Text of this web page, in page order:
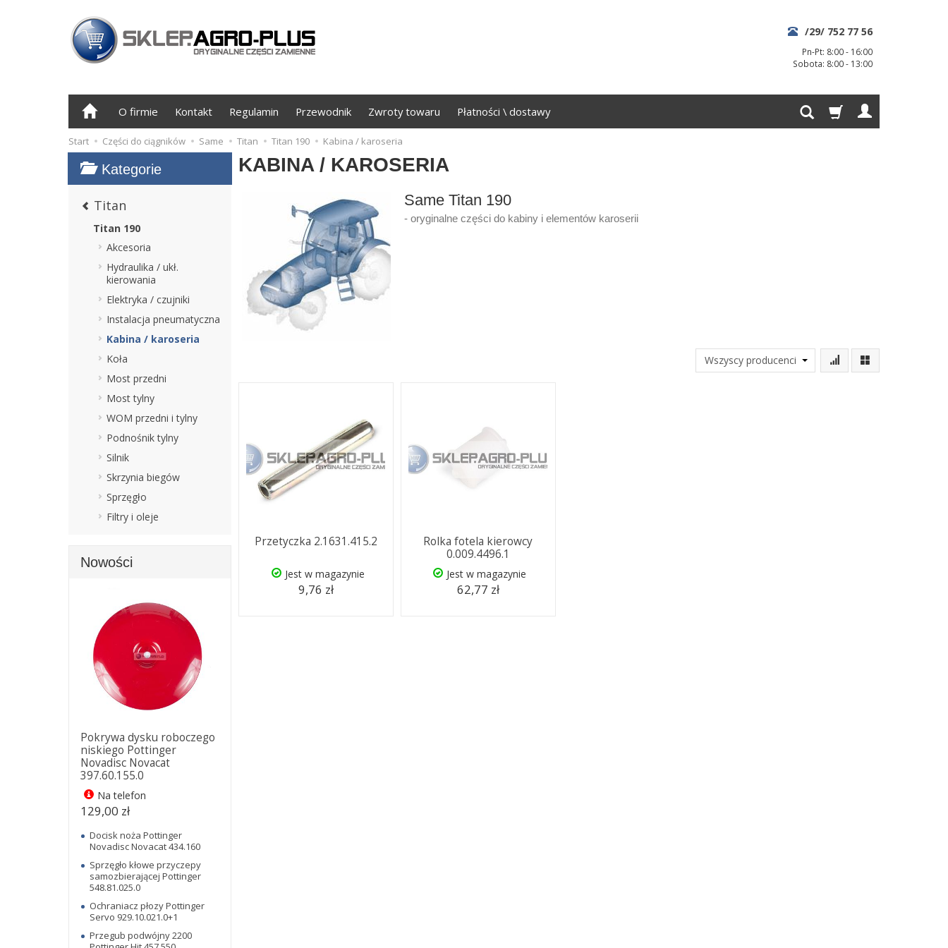
/29/ 752 77 56
Pn-Pt: 8:00 - 16:00
Sobota: 8:00 - 13:00
O firmie Kontakt Regulamin Przewodnik Zwroty towaru Płatności \ dostawy
Start Części do ciągników Same Titan Titan 190 Kabina / karoseria
KABINA / KAROSERIA
Same Titan 190
- oryginalne części do kabiny i elementów karoserii
Przetyczka 2.1631.415.2
Jest w magazynie
9,76 zł
Rolka fotela kierowcy
0.009.4496.1
Jest w magazynie
62,77 zł
Kategorie
Titan
Titan 190
Akcesoria
Hydraulika / ukł.
kierowania
Elektryka / czujniki
Instalacja pneumatyczna
Kabina / karoseria
Koła
Most przedni
Most tylny
WOM przedni i tylny
Podnośnik tylny
Silnik
Skrzynia biegów
Sprzęgło
Filtry i oleje
Nowości
Pokrywa dysku roboczego
niskiego Pottinger
Novadisc Novacat
397.60.155.0
Na telefon
129,00 zł
Docisk noża Pottinger
Novadisc Novacat 434.160
Sprzęgło kłowe przyczepy
samozbierającej Pottinger
548.81.025.0
Ochraniacz płozy Pottinger
Servo 929.10.021.0+1
Przegub podwójny 2200